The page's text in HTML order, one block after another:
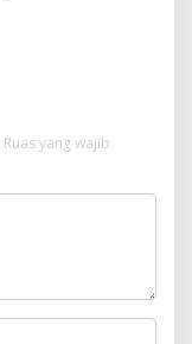
Ruas yang wajib